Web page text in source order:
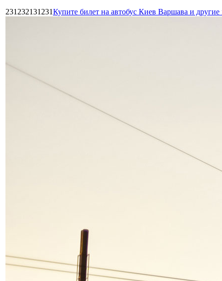
231232131231Купите билет на автобус Киев Варшава и